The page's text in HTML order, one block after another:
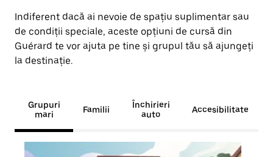
Indiferent dacă ai nevoie de spațiu suplimentar sau
de condiții speciale, aceste opțiuni de cursă din
Guérard te vor ajuta pe tine și grupul tău să ajungeți
la destinație.
Grupuri
mari
Familii
Închirieri
auto
Accesibilitate